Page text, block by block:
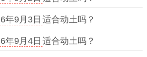
年9月3日 适合动土吗？
年9月4日 适合动土吗？